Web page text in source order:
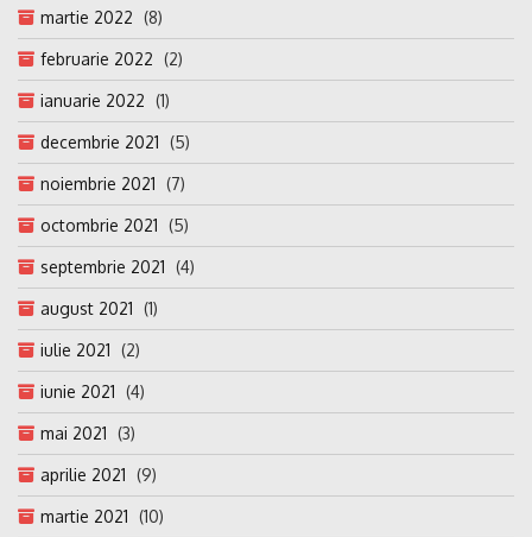
martie 2022 (8)
februarie 2022 (2)
ianuarie 2022 (1)
decembrie 2021 (5)
noiembrie 2021 (7)
octombrie 2021 (5)
septembrie 2021 (4)
august 2021 (1)
iulie 2021 (2)
iunie 2021 (4)
mai 2021 (3)
aprilie 2021 (9)
martie 2021 (10)